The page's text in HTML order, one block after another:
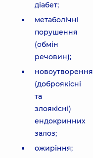
діабет;
метаболічні
порушення
(обмін
речовин);
новоутворення
(доброякісні
та
злоякісні)
ендокринних
залоз;
ожиріння;